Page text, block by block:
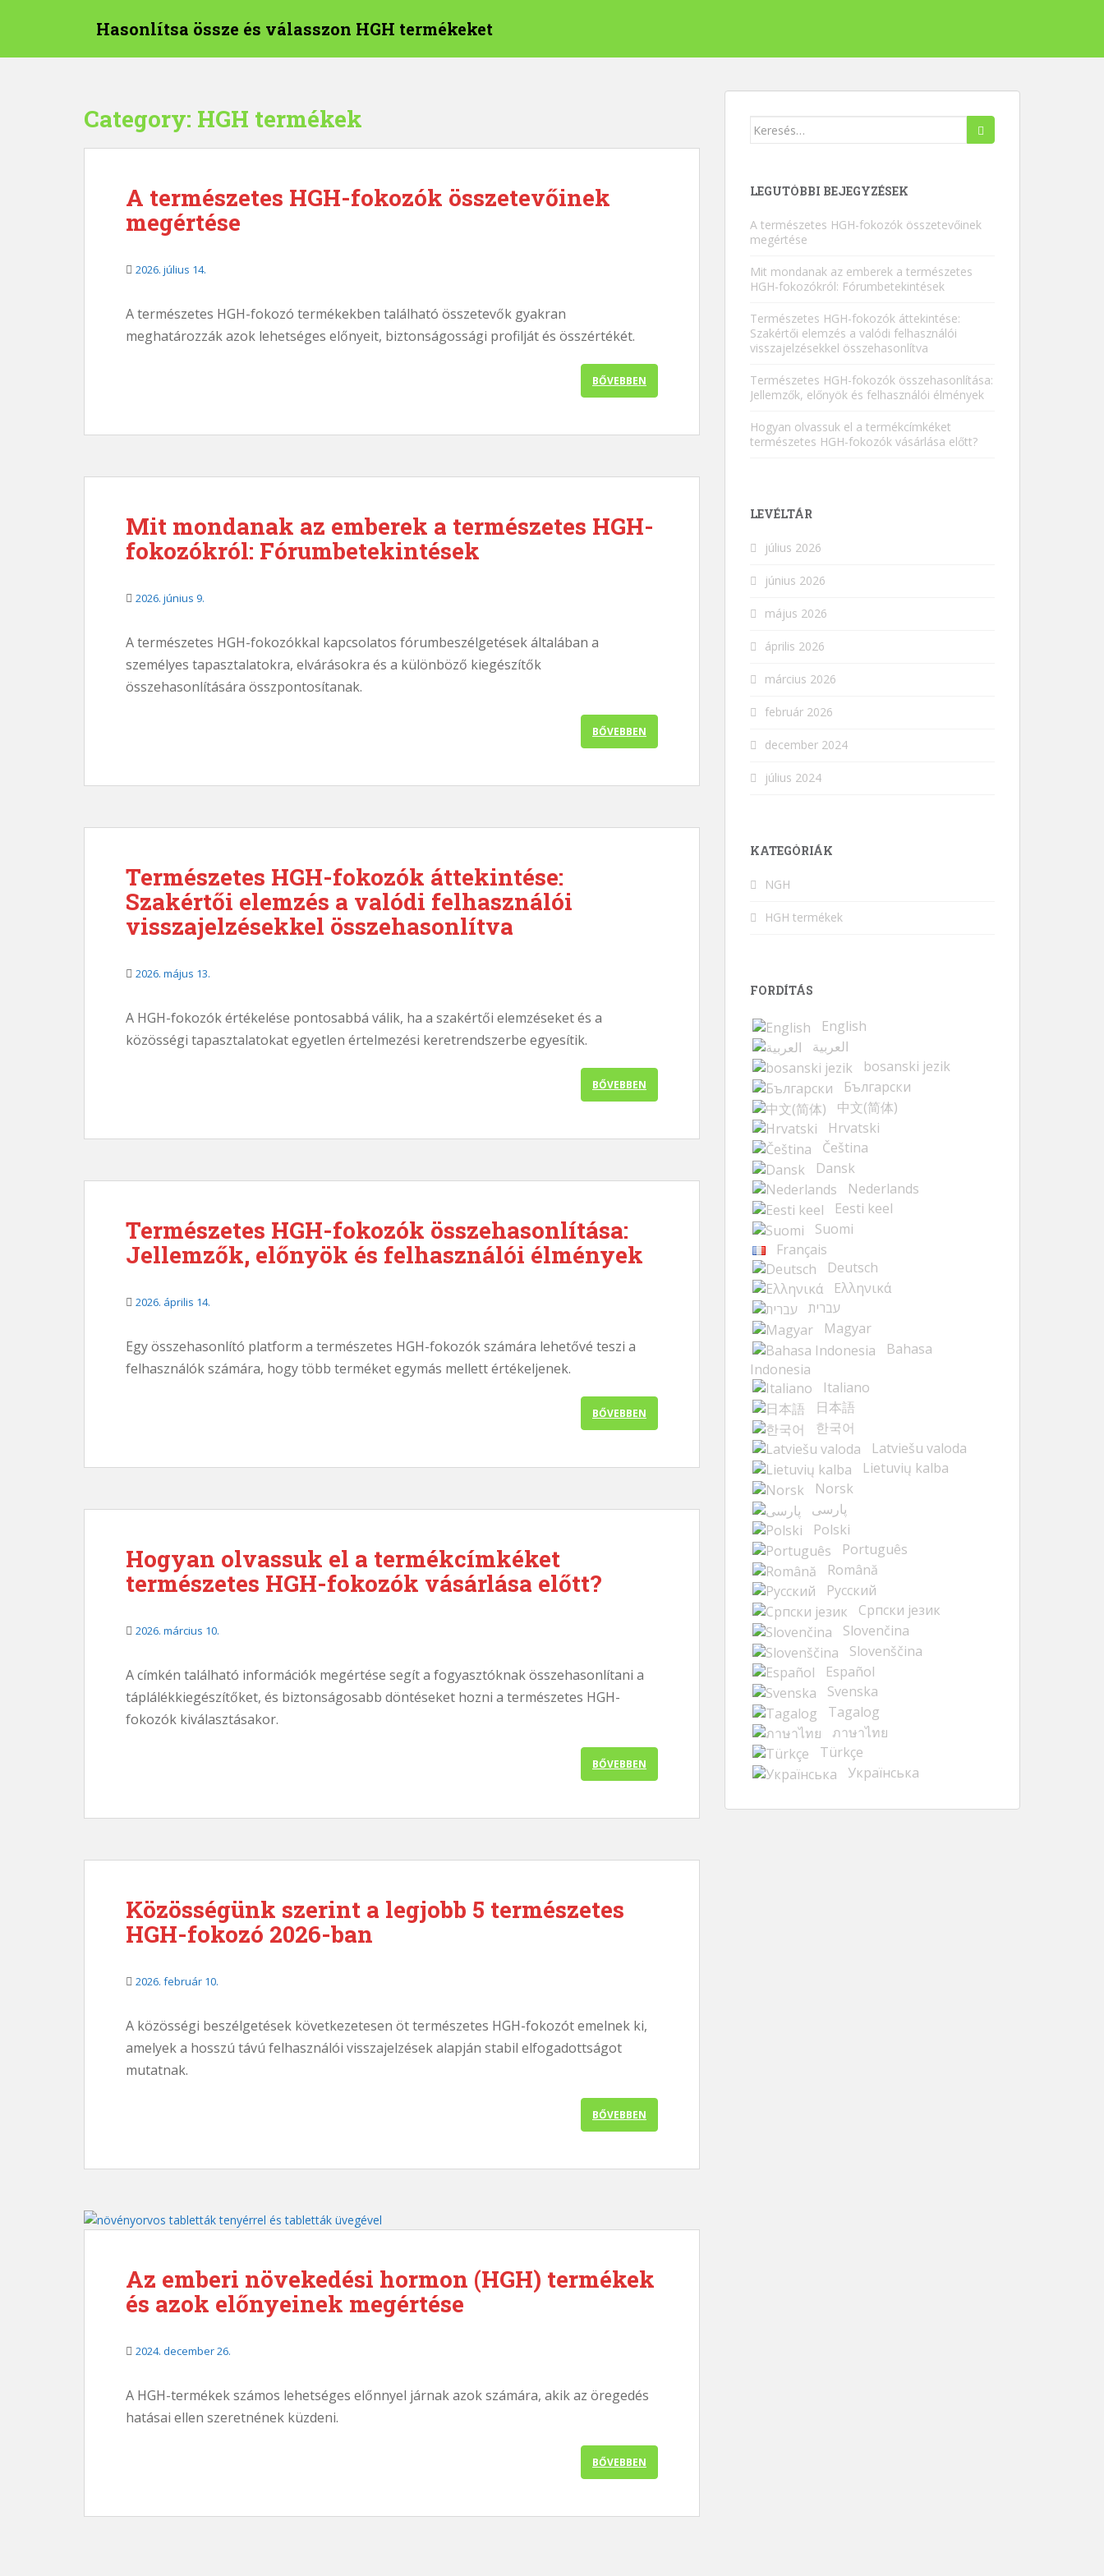
Hasonlítsa össze és válasszon HGH termékeket
Category: HGH termékek
A természetes HGH-fokozók összetevőinek
megértése
2026. július 14.
A természetes HGH-fokozó termékekben található összetevők gyakran
meghatározzák azok lehetséges előnyeit, biztonságossági profilját és összértékét.
BŐVEBBEN
Mit mondanak az emberek a természetes HGH-
fokozókról: Fórumbetekintések
2026. június 9.
A természetes HGH-fokozókkal kapcsolatos fórumbeszélgetések általában a
személyes tapasztalatokra, elvárásokra és a különböző kiegészítők
összehasonlítására összpontosítanak.
BŐVEBBEN
Természetes HGH-fokozók áttekintése:
Szakértői elemzés a valódi felhasználói
visszajelzésekkel összehasonlítva
2026. május 13.
A HGH-fokozók értékelése pontosabbá válik, ha a szakértői elemzéseket és a
közösségi tapasztalatokat egyetlen értelmezési keretrendszerbe egyesítik.
BŐVEBBEN
Természetes HGH-fokozók összehasonlítása:
Jellemzők, előnyök és felhasználói élmények
2026. április 14.
Egy összehasonlító platform a természetes HGH-fokozók számára lehetővé teszi a
felhasználók számára, hogy több terméket egymás mellett értékeljenek.
BŐVEBBEN
Hogyan olvassuk el a termékcímkéket
természetes HGH-fokozók vásárlása előtt?
2026. március 10.
A címkén található információk megértése segít a fogyasztóknak összehasonlítani a
táplálékkiegészítőket, és biztonságosabb döntéseket hozni a természetes HGH-
fokozók kiválasztásakor.
BŐVEBBEN
Közösségünk szerint a legjobb 5 természetes
HGH-fokozó 2026-ban
2026. február 10.
A közösségi beszélgetések következetesen öt természetes HGH-fokozót emelnek ki,
amelyek a hosszú távú felhasználói visszajelzések alapján stabil elfogadottságot
mutatnak.
BŐVEBBEN
Az emberi növekedési hormon (HGH) termékek
és azok előnyeinek megértése
2024. december 26.
A HGH-termékek számos lehetséges előnnyel járnak azok számára, akik az öregedés
hatásai ellen szeretnének küzdeni.
BŐVEBBEN
Keresés:
LEGUTÓBBI BEJEGYZÉSEK
A természetes HGH-fokozók összetevőinek
megértése
Mit mondanak az emberek a természetes
HGH-fokozókról: Fórumbetekintések
Természetes HGH-fokozók áttekintése:
Szakértői elemzés a valódi felhasználói
visszajelzésekkel összehasonlítva
Természetes HGH-fokozók összehasonlítása:
Jellemzők, előnyök és felhasználói élmények
Hogyan olvassuk el a termékcímkéket
természetes HGH-fokozók vásárlása előtt?
LEVÉLTÁR
július 2026
június 2026
május 2026
április 2026
március 2026
február 2026
december 2024
július 2024
KATEGÓRIÁK
NGH
HGH termékek
FORDÍTÁS
English
العربية
bosanski jezik
Български
中文(简体)
Hrvatski
Čeština
Dansk
Nederlands
Eesti keel
Suomi
Français
Deutsch
Ελληνικά
עברית
Magyar
Bahasa
Indonesia
Italiano
日本語
한국어
Latviešu valoda
Lietuvių kalba
Norsk
پارسی
Polski
Português
Română
Русский
Cрпски језик
Slovenčina
Slovenščina
Español
Svenska
Tagalog
ภาษาไทย
Türkçe
Українська